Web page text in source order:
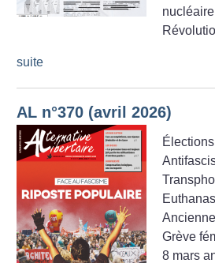
suite
AL n°370 (avril 2026)
Grève
8 mars